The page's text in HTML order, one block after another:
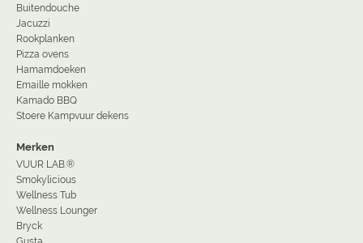
Buitendouche
Jacuzzi
Rookplanken
Pizza ovens
Hamamdoeken
Emaille mokken
Kamado BBQ
Stoere Kampvuur dekens
Merken
VUUR LAB.®
Smokylicious
Wellness Tub
Wellness Lounger
Bryck